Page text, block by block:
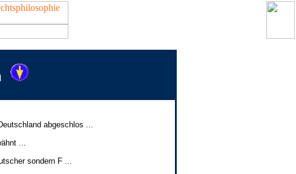
abgeschlos ...
...
sondern F ...